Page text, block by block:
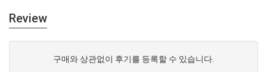
Review
구매와 상관없이 후기를 등록할 수 있습니다.